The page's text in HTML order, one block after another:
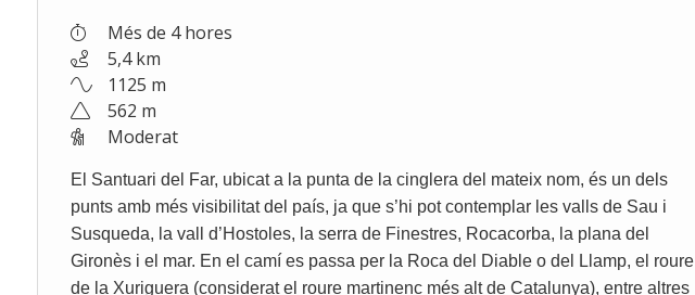
Més de 4 hores
5,4 km
1125 m
562 m
Moderat
El Santuari del Far, ubicat a la punta de la cinglera del mateix nom, és un dels
punts amb més visibilitat del país, ja que s’hi pot contemplar les valls de Sau i
Susqueda, la vall d’Hostoles, la serra de Finestres, Rocacorba, la plana del
Gironès i el mar. En el camí es passa per la Roca del Diable o del Llamp, el roure
de la Xuriguera (considerat el roure martinenc més alt de Catalunya), entre altres